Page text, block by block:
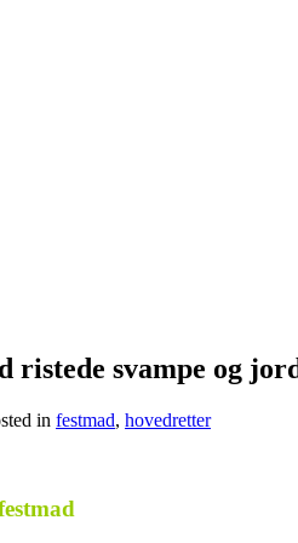
ristede svampe og
in festmad, hovedretter